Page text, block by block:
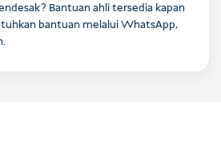
Bantuan ahli tersedia kapan
bantuan melalui WhatsApp,